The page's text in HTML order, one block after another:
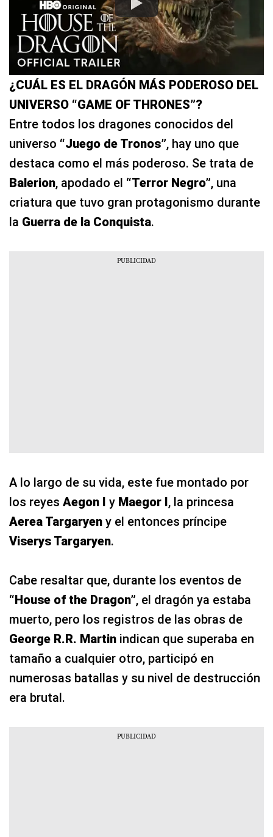
¿CUÁL ES EL DRAGÓN MÁS PODEROSO DEL
UNIVERSO “GAME OF THRONES”?
Entre todos los dragones conocidos del
universo “Juego de Tronos”, hay uno que
destaca como el más poderoso. Se trata de
Balerion, apodado el “Terror Negro”, una
criatura que tuvo gran protagonismo durante
la Guerra de la Conquista.
A lo largo de su vida, este fue montado por
los reyes Aegon I y Maegor I, la princesa
Aerea Targaryen y el entonces príncipe
Viserys Targaryen.
Cabe resaltar que, durante los eventos de
“House of the Dragon”, el dragón ya estaba
muerto, pero los registros de las obras de
George R.R. Martin indican que superaba en
tamaño a cualquier otro, participó en
numerosas batallas y su nivel de destrucción
era brutal.